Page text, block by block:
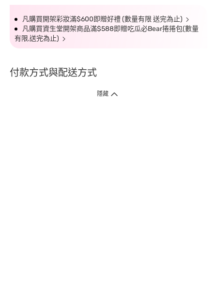
凡購買開架彩妝滿$600即贈好禮 (數量有限 送完為止)
凡購買資生堂開架商品滿$588即贈吃瓜必Bear捲捲包(數量
有限,送完為止)
付款方式與配送方式
隱藏